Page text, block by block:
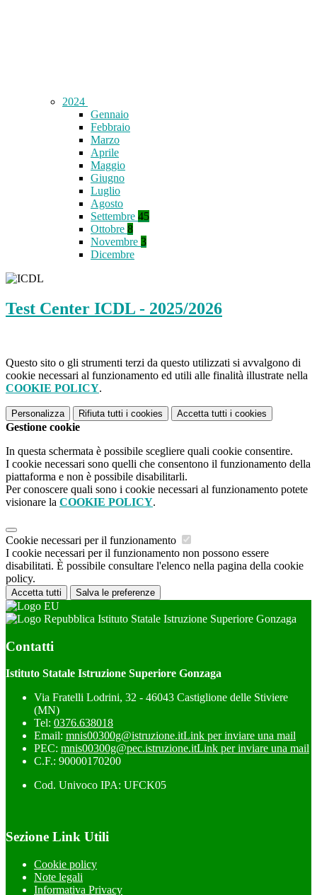
2024
Gennaio
Febbraio
Marzo
Aprile
Maggio
Giugno
Luglio
Agosto
Settembre 45
Ottobre 8
Novembre 3
Dicembre
Test Center ICDL - 2025/2026
Questo sito o gli strumenti terzi da questo utilizzati si avvalgono di
cookie necessari al funzionamento ed utili alle finalità illustrate nella
COOKIE POLICY.
Personalizza Rifiuta tutti i cookies Accetta tutti i cookies
Gestione cookie
In questa schermata è possibile scegliere quali cookie consentire.
I cookie necessari sono quelli che consentono il funzionamento della
piattaforma e non è possibile disabilitarli.
Per conoscere quali sono i cookie necessari al funzionamento potete
visionare la COOKIE POLICY.
Cookie necessari per il funzionamento
I cookie necessari per il funzionamento non possono essere
disabilitati. È possibile consultare l'elenco nella pagina della cookie
policy.
Accetta tutti Salva le preferenze
Istituto Statale Istruzione Superiore Gonzaga
Contatti
Istituto Statale Istruzione Superiore Gonzaga
Via Fratelli Lodrini, 32 - 46043 Castiglione delle Stiviere
(MN)
Tel: 0376.638018
Email: mnis00300g@istruzione.itLink per inviare una mail
PEC: mnis00300g@pec.istruzione.itLink per inviare una mail
C.F.: 90000170200
Cod. Univoco IPA: UFCK05
Sezione Link Utili
Cookie policy
Note legali
Informativa Privacy